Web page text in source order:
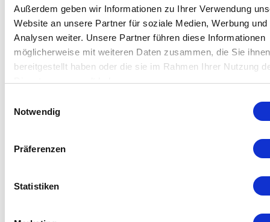
Außerdem geben wir Informationen zu Ihrer Verwendung
Website an unsere Partner für soziale Medien, Werbung und
Analysen weiter. Unsere Partner führen diese Informationen
möglicherweise mit weiteren Daten zusammen, die Sie ihnen
bereitgestellt haben oder die sie im Rahmen Ihrer Nutzung
Dienste gesammelt haben.
Notwendig
Präferenzen
Statistiken
device is air-cooled and ready for use.
Further info.